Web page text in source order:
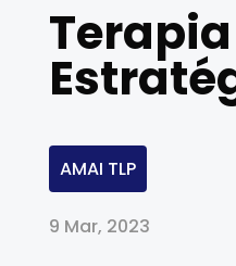
AMAI TLP
9 Mar, 2023